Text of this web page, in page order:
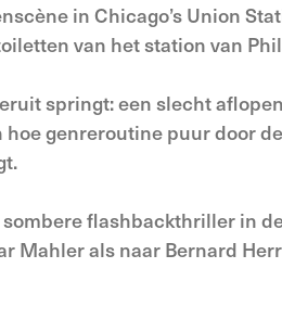
in Chicago’s Union
van het station van
springt: een slecht
genreroutine puur door
flashbackthriller in
Mahler als naar Bernard